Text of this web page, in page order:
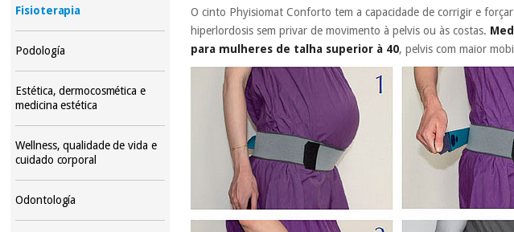
Fisioterapia
Podología
Estética, dermocosmética e
medicina estética
Wellness, qualidade de vida e
cuidado corporal
Odontología
O cinto Phyisiomat Conforto tem a capacidade de corrigir e
hiperlordosis sem privar de movimento à pelvis ou às costas.
para mulheres de talha superior à 40, pelvis com maior